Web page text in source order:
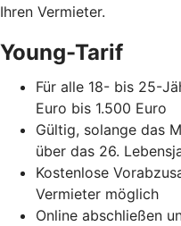
Ihren Vermieter.
Young-Tarif
Für alle 18- bis 25-
Euro bis 1.500 Euro
Gültig, solange das
über das 26.
Kostenlose
Vermieter möglich
Online abschließen